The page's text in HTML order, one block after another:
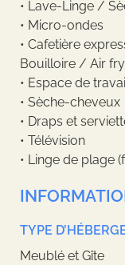
• Lave-Linge /
• Micro-ondes
• Cafetière
Bouilloire / Air
• Espace de
• Sèche-cheveux
• Draps et
• Télévision
• Linge de plage
TYPE
Meublé et Gîte